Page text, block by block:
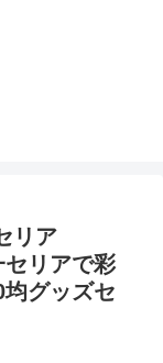
リア
リアで彩
グッズセ